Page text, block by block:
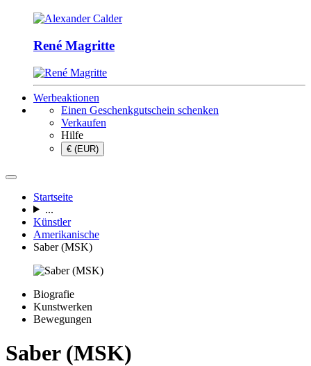
René Magritte
Werbeaktionen
Einen Geschenkgutschein schenken
Verkaufen
Hilfe
€ (EUR)
Startseite
...
Künstler
Amerikanische
Saber (MSK)
Biografie
Kunstwerken
Bewegungen
Saber (MSK)